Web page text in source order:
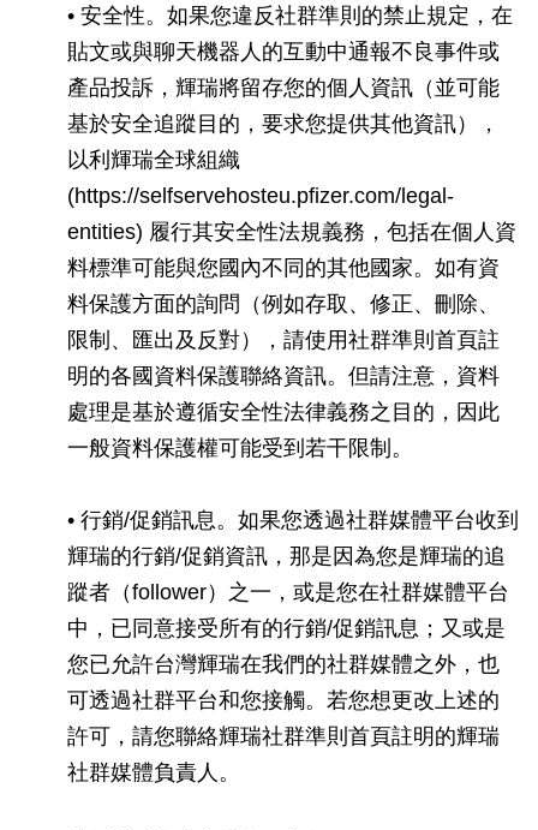
• 安全性。如果您違反社群準則的禁止規定，在
貼文或與聊天機器人的互動中通報不良事件或
產品投訴，輝瑞將留存您的個人資訊（並可能
基於安全追蹤目的，要求您提供其他資訊），
以利輝瑞全球組織
(https://selfservehosteu.pfizer.com/legal-
entities) 履行其安全性法規義務，包括在個人資
料標準可能與您國內不同的其他國家。如有資
料保護方面的詢問（例如存取、修正、刪除、
限制、匯出及反對），請使用社群準則首頁註
明的各國資料保護聯絡資訊。但請注意，資料
處理是基於遵循安全性法律義務之目的，因此
一般資料保護權可能受到若干限制。
• 行銷/促銷訊息。如果您透過社群媒體平台收到
輝瑞的行銷/促銷資訊，那是因為您是輝瑞的追
蹤者（follower）之一，或是您在社群媒體平台
中，已同意接受所有的行銷/促銷訊息；又或是
您已允許台灣輝瑞在我們的社群媒體之外，也
可透過社群平台和您接觸。若您想更改上述的
許可，請您聯絡輝瑞社群準則首頁註明的輝瑞
社群媒體負責人。